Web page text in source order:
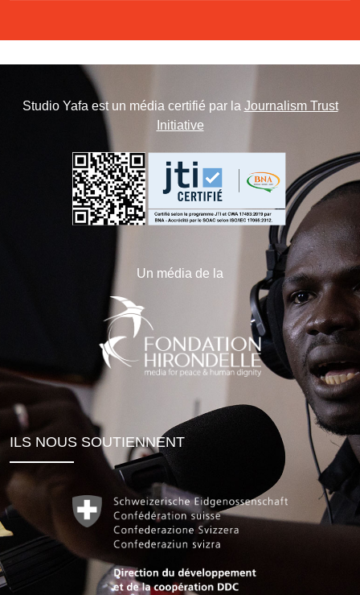
Studio Yafa est un média certifié par la Journalism Trust
Initiative
Un média de la
ILS NOUS SOUTIENNENT